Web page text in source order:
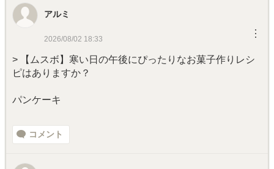
アルミ
2026/08/02 18:33 ︙
> 【ムスボ】寒い日の午後にぴったりなお菓子作りレシ
ピはありますか？
パンケーキ
コメント